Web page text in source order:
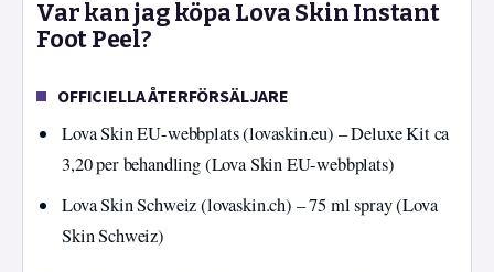
Var kan jag köpa Lova Skin Instant
Foot Peel?
OFFICIELLA ÅTERFÖRSÄLJARE
Lova Skin EU-webbplats (lovaskin.eu) – Deluxe Kit ca
3,20 per behandling (Lova Skin EU-webbplats)
Lova Skin Schweiz (lovaskin.ch) – 75 ml spray (Lova
Skin Schweiz)